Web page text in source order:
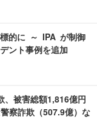
標的に ～ IPA が制御
ント事例を追加
、被害総額1,816億円
察詐欺（507.9億）な